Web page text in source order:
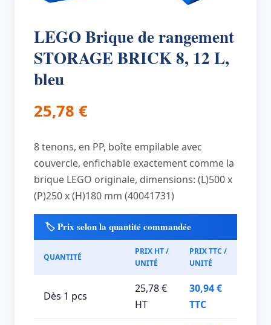
LEGO Brique de rangement
STORAGE BRICK 8, 12 L,
bleu
25,78 €
8 tenons, en PP, boîte empilable avec
couvercle, enfichable exactement comme la
brique LEGO originale, dimensions: (L)500 x
(P)250 x (H)180 mm (40041731)
🏷️ Prix selon la quantité commandée
QUANTITÉ
PRIX HT /
UNITÉ
PRIX TTC /
UNITÉ
Dès 1 pcs
25,78 €
HT
30,94 €
TTC